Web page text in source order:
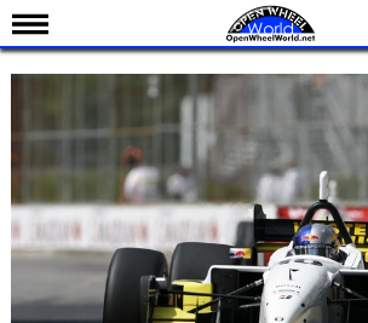
Nieuws
Uitslagen
Coureurs
IndyCar 101